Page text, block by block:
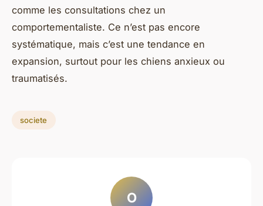
comme les consultations chez un
comportementaliste. Ce n’est pas encore
systématique, mais c’est une tendance en
expansion, surtout pour les chiens anxieux ou
traumatisés.
societe
O